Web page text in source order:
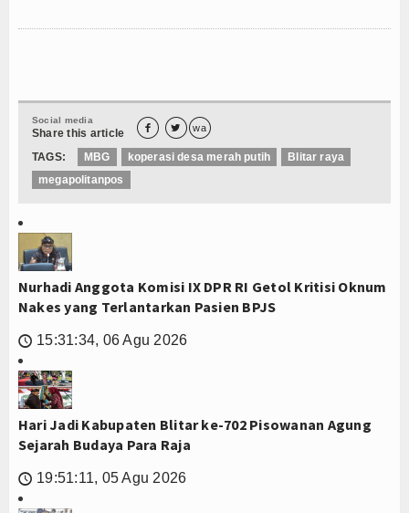
Social media
Share this article   wa
TAGS: MBG koperasi desa merah putih
Blitar raya
megapolitanpos
Nurhadi Anggota Komisi IX DPR RI Getol Kritisi Oknum
Nakes yang Terlantarkan Pasien BPJS
🕔 15:31:34, 06 Agu 2026
Hari Jadi Kabupaten Blitar ke-702 Pisowanan Agung
Sejarah Budaya Para Raja
🕔 19:51:11, 05 Agu 2026